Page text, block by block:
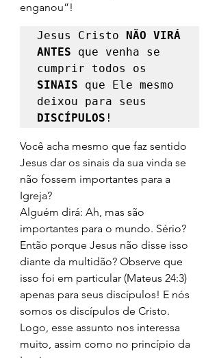
enganou”!
Jesus Cristo NÃO VIRÁ
ANTES que venha se
SINAIS que Ele mesmo
DISCÍPULOS !
Você acha mesmo que faz sentido
Jesus dar os sinais da sua vinda se
não fossem importantes para a
Igreja?
Alguém dirá: Ah, mas são
importantes para o mundo. Sério?
Então porque Jesus não disse isso
diante da multidão? Observe que
isso foi em particular (Mateus 24:3)
apenas para seus discípulos! E nós
somos os discípulos de Cristo.
Logo, esse assunto nos interessa
muito, assim como no princípio da